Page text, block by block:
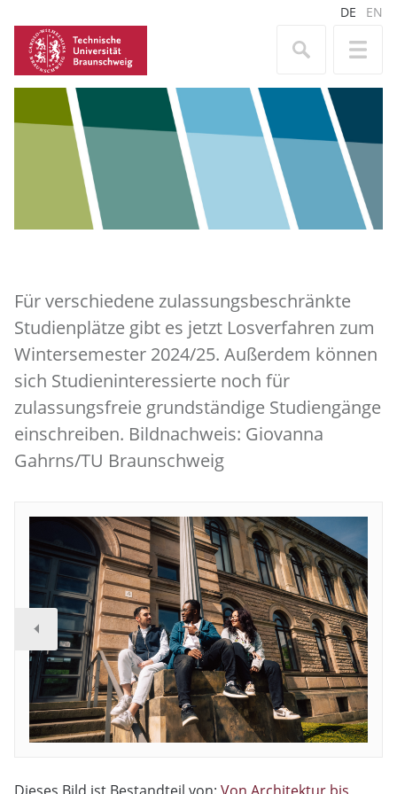
DE EN
Für verschiedene zulassungsbeschränkte
Studienplätze gibt es jetzt Losverfahren zum
Wintersemester 2024/25. Außerdem können
sich Studieninteressierte noch für
zulassungsfreie grundständige Studiengänge
einschreiben. Bildnachweis: Giovanna
Gahrns/TU Braunschweig